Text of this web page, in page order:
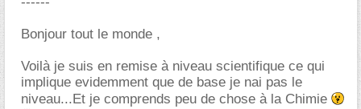
Bonjour tout le monde ,
Voilà je suis en remise à niveau scientifique ce qui
implique evidemment que de base je nai pas le
niveau...Et je comprends peu de chose à la Chimie